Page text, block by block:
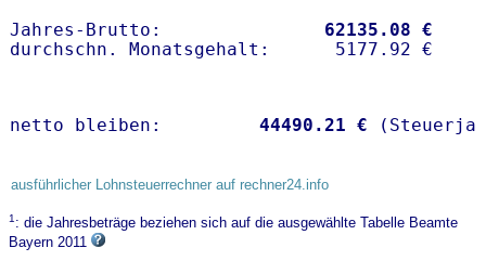
Jahres-Brutto: 62135.08 €
netto bleiben: 44490.21 €
ausführlicher Lohnsteuerrechner auf rechner24.info
1: die Jahresbeträge beziehen sich auf die ausgewählte Tabelle Beamte
Bayern 2011